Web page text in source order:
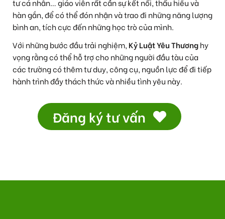
tư cá nhân… giáo viên rất cần sự kết nối, thấu hiểu và
hàn gắn, để có thể đón nhận và trao đi những năng lượng
bình an, tích cực đến những học trò của mình.
Với những bước đầu trải nghiệm, Kỷ Luật Yêu Thươnghy
vọng rằng có thể hỗ trợ cho những người đầu tàu của
các trường có thêm tư duy, công cụ, nguồn lực để đi tiếp
hành trình đầy thách thức và nhiều tình yêu này.
Đăng ký tư vấn